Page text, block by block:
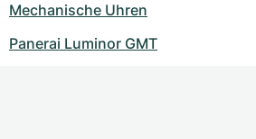
Mechanische Uhren
Panerai Luminor GMT